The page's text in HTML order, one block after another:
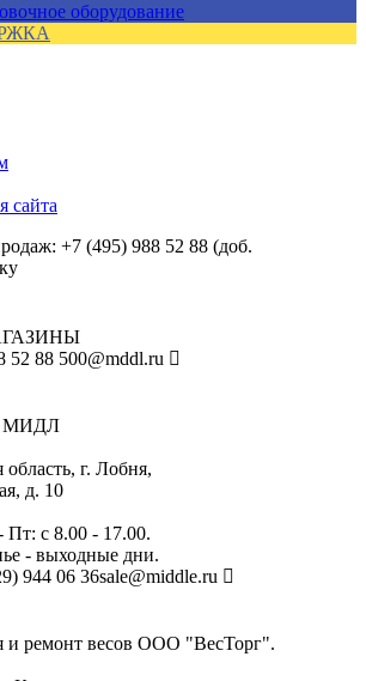
оборудование
сайта
+7 (495) 988 52 88 (доб.
52 88 500@mddl.ru
МИДЛ
г. Лобня,
д. 10
с 8.00 - 17.00.
- выходные дни.
944 06 36sale@middle.ru
и ремонт весов ООО "ВесТорг".